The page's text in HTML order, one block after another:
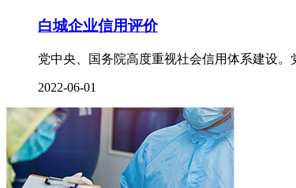
白城企业信用评价
党中央、国务院高度重视社会信用体系建设
2022-06-01